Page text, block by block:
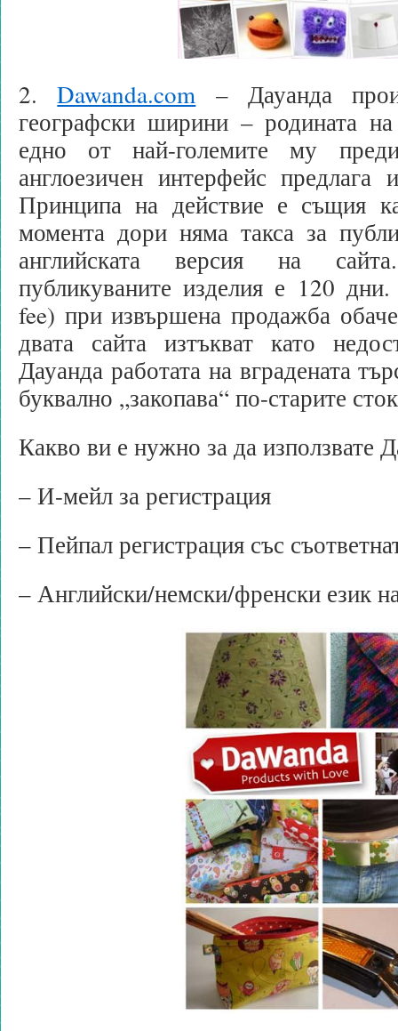
2.Dawanda.com – Дауанда
географски ширини – родината
едно от най-големите му
англоезичен интерфейс
Принципа на действие е същия
момента дори няма такса за
английската версия на
публикуваните изделия е 120
fee) при извършена продажба
двата сайта изтъкват като
Дауанда работата на вградената
буквално „закопава“ по-старите
Какво ви е нужно за да използвате
– И-мейл за регистрация
– Пейпал регистрация със
– Английски/немски/френски език